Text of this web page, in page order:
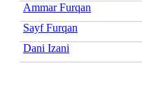
Ammar Furqan
Sayf Furqan
Dani Izani